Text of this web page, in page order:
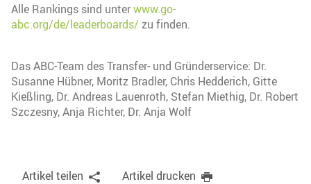
Alle Rankings sind unterwww.go-
abc.org/de/leaderboards/ zu finden.
Das ABC-Team des Transfer- und Gründerservice: Dr.
Susanne Hübner, Moritz Bradler, Chris Hedderich, Gitte
Kießling, Dr. Andreas Lauenroth, Stefan Miethig, Dr. Robert
Szczesny, Anja Richter, Dr. Anja Wolf
Artikel teilen Artikel drucken